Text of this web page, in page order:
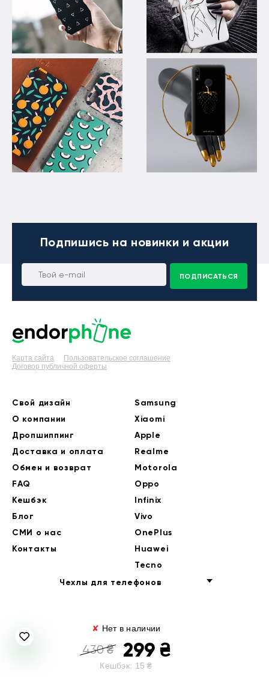
✘ Нет в наличии
430₴ 299 ₴
Кешбэк: 15 ₴
Подпишись на новинки и акции
ПОДПИСАТЬСЯ
Карта сайта
Пользовательское соглашение
Договор публичной оферты
Свой дизайн
О компании
Дропшиппинг
Доставка и оплата
Обмен и возврат
FAQ
Кешбэк
Блог
СМИ о нас
Контакты
Samsung
Xiaomi
Apple
Realme
Motorola
Oppo
Infinix
Vivo
OnePlus
Huawei
Tecno
Чехлы для телефонов